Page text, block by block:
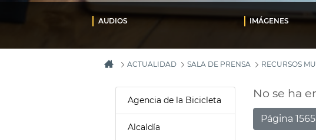
AUDIOS IMÁGENES
ACTUALIDAD SALA DE PRENSA RECURSOS
Agencia de la Bicicleta
Alcaldía
No se ha
Página 1565